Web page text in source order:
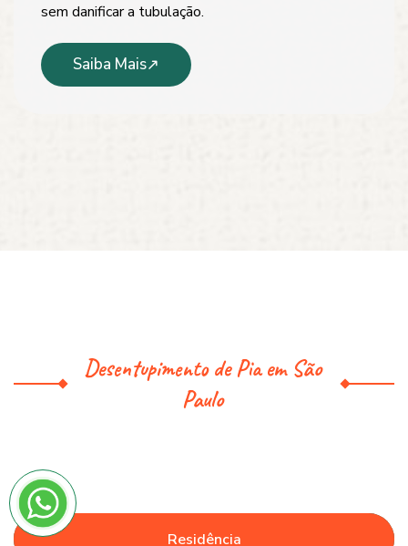
sem danificar a tubulação.
Saiba Mais
Desentupimento de Pia em São
Paulo
Residência